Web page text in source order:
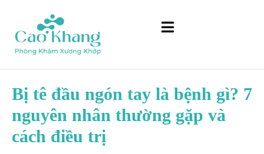
Bị tê đầu ngón tay là bệnh gì? 7
nguyên nhân thường gặp và
cách điều trị